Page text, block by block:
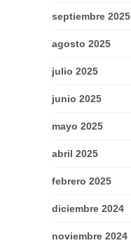
septiembre 2025
agosto 2025
julio 2025
junio 2025
mayo 2025
abril 2025
febrero 2025
diciembre 2024
noviembre 2024